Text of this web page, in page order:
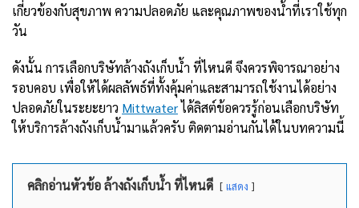
เกี่ยวข้องกับสุขภาพ ความปลอดภัย และคุณภาพของน้ำที่เราใช้ทุก
วัน
ดังนั้น การเลือกบริษัทล้างถังเก็บน้ำ ที่ไหนดี จึงควรพิจารณาอย่าง
รอบคอบ เพื่อให้ได้ผลลัพธ์ที่ทั้งคุ้มค่าและสามารถใช้งานได้อย่าง
ปลอดภัยในระยะยาว Mittwaterได้ลิสต์ข้อควรรู้ก่อนเลือกบริษัท
ให้บริการล้างถังเก็บน้ำมาแล้วครับ ติดตามอ่านกันได้ในบทความนี้
คลิกอ่านหัวข้อ ล้างถังเก็บน้ำ ที่ไหนดี แสดง